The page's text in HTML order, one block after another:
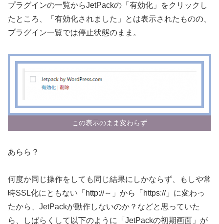
プラグインの一覧からJetPackの「有効化」をクリックし
たところ、「有効化されました」とは表示されたものの、
プラグイン一覧では停止状態のまま。
この表示のまま変わらず
あらら？
何度か同じ操作をしても同じ結果にしかならず、もしや常
時SSL化にともない「http://～」から「https://」に変わっ
たから、JetPackが動作しないのか？などと思っていた
ら、しばらくして以下のように「JetPackの初期画面」が